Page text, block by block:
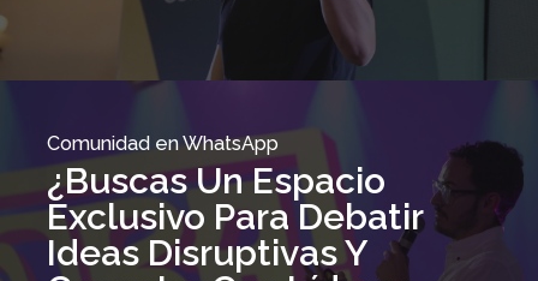
Comunidad en WhatsApp
¿Buscas Un Espacio
Exclusivo Para Debatir
Ideas Disruptivas Y